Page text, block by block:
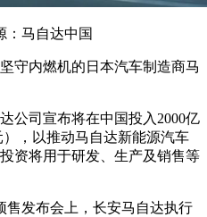
：马自达中国
守内燃机的日本汽车制造商马
公司宣布将在中国投入2000亿
，以推动马自达新能源汽车
资将用于研发、生产及销售等
售发布会上，长安马自达执行